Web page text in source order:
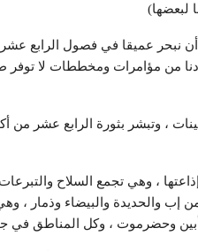
لبعضها)
نبحر عميقا في فصول الرابع عشر
من مؤامرات ومخططات لا
وتبشر بثورة الرابع عشر من
، وهي تجمع السلاح
إب والحديدة والبيضاء وذمار ،
وحضرموت ، وكل المناطق في